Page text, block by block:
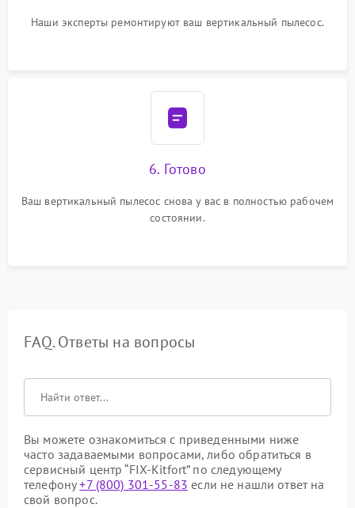
Наши эксперты ремонтируют ваш вертикальный пылесос.
6. Готово
Ваш вертикальный пылесос снова у вас в полностью рабочем
состоянии.
FAQ. Ответы на вопросы
Вы можете ознакомиться с приведенными ниже
часто задаваемыми вопросами, либо обратиться в
сервисный центр “FIX-Kitfort” по следующему
телефону+7 (800) 301-55-83 если не нашли ответ на
свой вопрос.